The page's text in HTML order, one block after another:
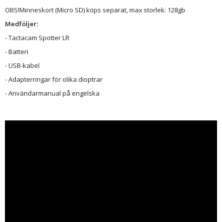
OBS!Minneskort (Micro SD) köps separat, max storlek: 128gb
Medföljer:
- Tactacam Spotter LR
- Batteri
- USB-kabel
- Adapterringar för olika dioptrar
- Användarmanual på engelska